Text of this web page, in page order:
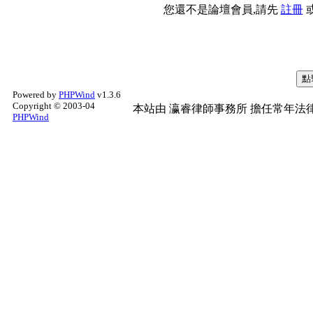
您還不是論壇會員,請先 註冊
Powered by PHPWind v1.3.6
Copyright © 2003-04
PHPWind
本站由 瀛睿律師事務所 擔任常年法